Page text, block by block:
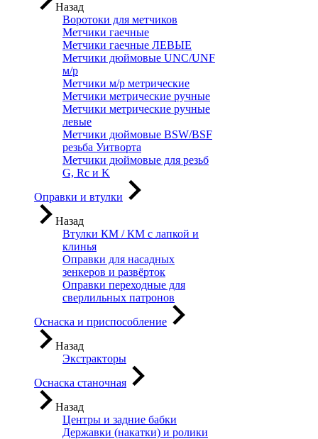
Назад
Воротоки для метчиков
Метчики гаечные
Метчики гаечные ЛЕВЫЕ
Метчики дюймовые UNC/UNF
м/р
Метчики м/р метрические
Метчики метрические ручные
Метчики метрические ручные
левые
Метчики дюймовые BSW/BSF
резьба Уитворта
Метчики дюймовые для резьб
G, Rc и K
Оправки и втулки
Назад
Втулки КМ / КМ с лапкой и
клинья
Оправки для насадных
зенкеров и развёрток
Оправки переходные для
сверлильных патронов
Оснаска и приспособление
Назад
Экстракторы
Оснаска станочная
Назад
Центры и задние бабки
Державки (накатки) и ролики